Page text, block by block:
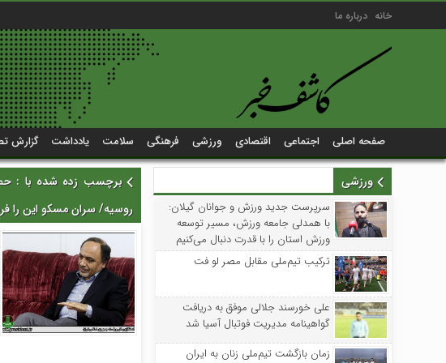
خانه درباره ما
صفحه اصلی اجتماعی اقتصادی ورزشی فرهنگی سلامت یادداشت گزارش
ورزشی
سرپرست جدید ورزش و جوانان گیلان:
با همدلی جامعه ورزش، مسیر توسعه
ورزش استان را با قدرت دنبال می‌کنیم
ترکیب تیم‌ملی مقابل مصر لو فت
علی خورسند جلالی موفق به دریافت
گواهینامه مدیریت فوتبال آسیا شد
زمان بازگشت تیم‌ملی زنان به ایران
برچسب زده شده با :
روسیه/ سران مسکو این را